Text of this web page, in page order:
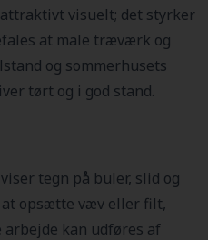
visuelt; det styrker
at male træværk og
og sommerhusets
tørt og i god stand.
tegn på buler, slid og
at opsætte væv eller filt,
kan udføres af